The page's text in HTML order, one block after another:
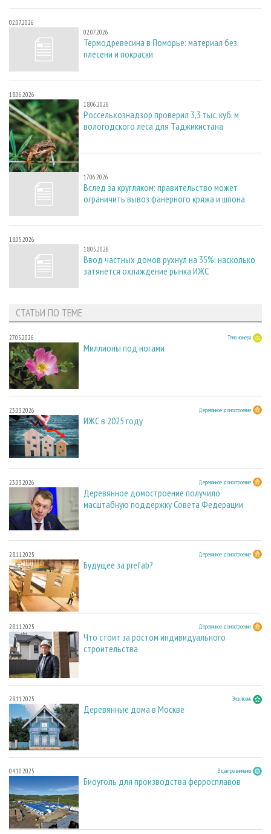
02.07.2026
02.07.2026
Термодревесина в Поморье: материал без
плесени и покраски
18.06.2026
18.06.2026
Россельхознадзор проверил 3,3 тыс. куб. м
вологодского леса для Таджикистана
17.06.2026
17.06.2026
Вслед за кругляком: правительство может
ограничить вывоз фанерного кряжа и шпона
18.05.2026
18.05.2026
Ввод частных домов рухнул на 35%: насколько
затянется охлаждение рынка ИЖС
СТАТЬИ ПО ТЕМЕ
27.05.2026 Тема номера
Миллионы под ногами
23.03.2026 Деревянное домостроение
ИЖС в 2025 году
23.03.2026 Деревянное домостроение
Деревянное домостроение получило
масштабную поддержку Совета Федерации
28.11.2025 Деревянное домостроение
Будущее за prefab?
28.11.2025 Деревянное домостроение
Что стоит за ростом индивидуального
строительства
28.11.2025 Эксклюзив
Деревянные дома в Москве
04.10.2025 В центре внимания
Биоуголь для производства ферросплавов